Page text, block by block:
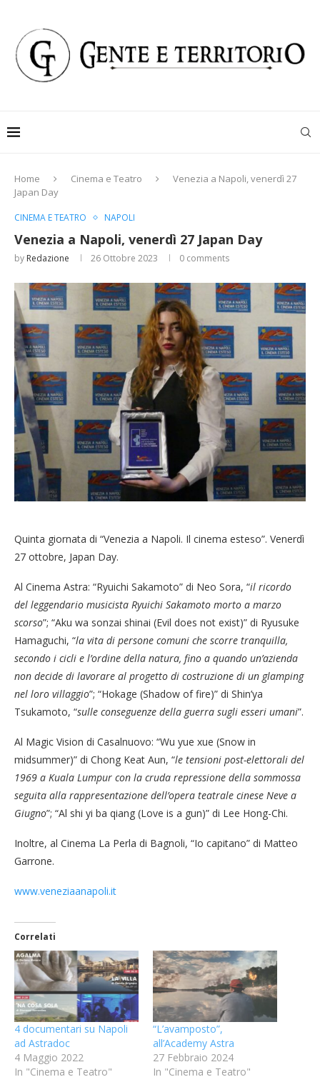
Home Cinema e Teatro
Venezia a Napoli, venerdì 27
Japan Day
CINEMA E TEATRO NAPOLI
Venezia a Napoli, venerdì 27 Japan Day
by Redazione 26 Ottobre 2023 0 comments
Quinta giornata di “Venezia a Napoli. Il cinema esteso”. Venerdì
27 ottobre, Japan Day.
Al Cinema Astra: “Ryuichi Sakamoto” di Neo Sora, “il ricordo
del leggendario musicista Ryuichi Sakamoto morto a marzo
scorso”; “Aku wa sonzai shinai (Evil does not exist)” di Ryusuke
Hamaguchi, “la vita di persone comuni che scorre tranquilla,
secondo i cicli e l’ordine della natura, fino a quando un’azienda
non decide di lavorare al progetto di costruzione di un glamping
nel loro villaggio”; “Hokage (Shadow of fire)” di Shin’ya
Tsukamoto, “sulle conseguenze della guerra sugli esseri umani”.
Al Magic Vision di Casalnuovo: “Wu yue xue (Snow in
midsummer)” di Chong Keat Aun, “le tensioni post-elettorali del
1969 a Kuala Lumpur con la cruda repressione della sommossa
seguita alla rappresentazione dell’opera teatrale cinese Neve a
Giugno”; “Al shi yi ba qiang (Love is a gun)” di Lee Hong-Chi.
Inoltre, al Cinema La Perla di Bagnoli, “Io capitano” di Matteo
Garrone.
www.veneziaanapoli.it
Correlati
4 documentari su Napoli
ad Astradoc
4 Maggio 2022
In "Cinema e Teatro"
“L’avamposto”,
all’Academy Astra
27 Febbraio 2024
In "Cinema e Teatro"